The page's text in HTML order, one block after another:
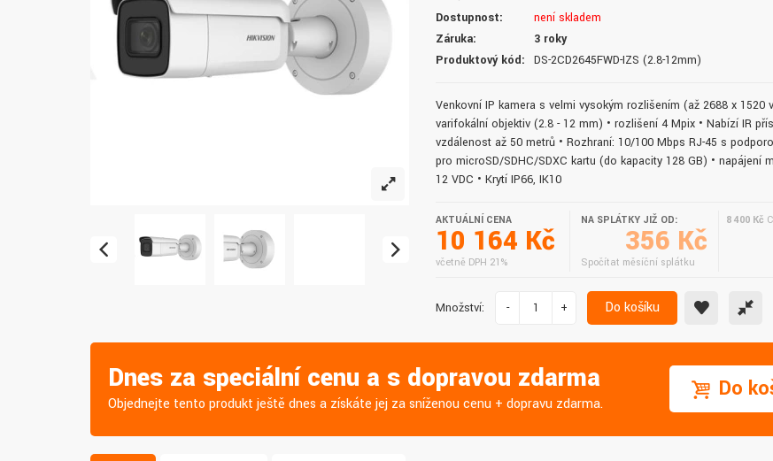
Dostupnost:
není skladem
Záruka:
3 roky
Produktový kód:
DS-2CD2645FWD-IZS (2.8-12mm)
Venkovní IP kamera s velmi vysokým rozlišením (až 2688 x 1520
varifokální objektiv (2.8 - 12 mm) • rozlišení 4 Mpix • Nabízí IR
vzdálenost až 50 metrů • Rozhraní: 10/100 Mbps RJ-45 s
pro microSD/SDHC/SDXC kartu (do kapacity 128 GB) • napájení
12 VDC • Krytí IP66, IK10
AKTUÁLNÍ CENA
10 164 Kč
včetně DPH 21%
NA SPLÁTKY JIŽ OD:
356 Kč
Spočítat měsíční splátku
8 400 Kč
Množství: - + Do košíku
Dnes za speciální cenu a s dopravou zdarma
Objednejte tento produkt ještě dnes a získáte jej za sníženou cenu + dopravu zdarma.
Do
normální ceny. Třešničkou na dortu je
doručení do druhého dne.